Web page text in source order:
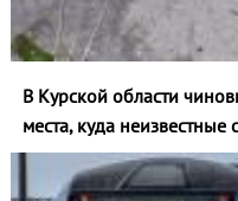
В Курской области
места, куда неизвестные